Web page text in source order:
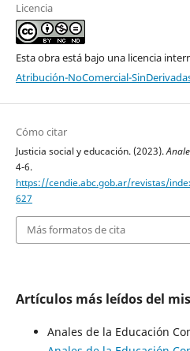
Licencia
Esta obra está bajo una licencia
Atribución-NoComercial-
Cómo citar
Justicia social y educación. (2023).
4-6.
https://cendie.abc.gob.ar/revistas/
627
Más formatos de cita
Artículos más leídos del
Anales de la Educación